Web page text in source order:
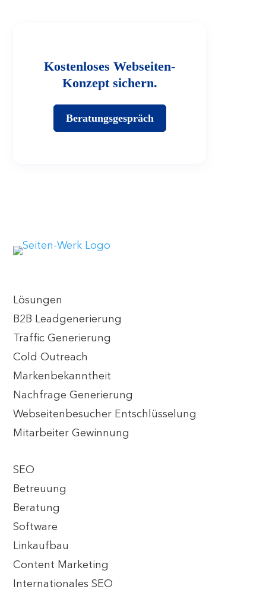
Kostenloses Webseiten-
Konzept sichern.
Beratungsgespräch
Lösungen
B2B Leadgenerierung
Traffic Generierung
Cold Outreach
Markenbekanntheit
Nachfrage Generierung
Webseitenbesucher Entschlüsselung
Mitarbeiter Gewinnung
SEO
Betreuung
Beratung
Software
Linkaufbau
Content Marketing
Internationales SEO